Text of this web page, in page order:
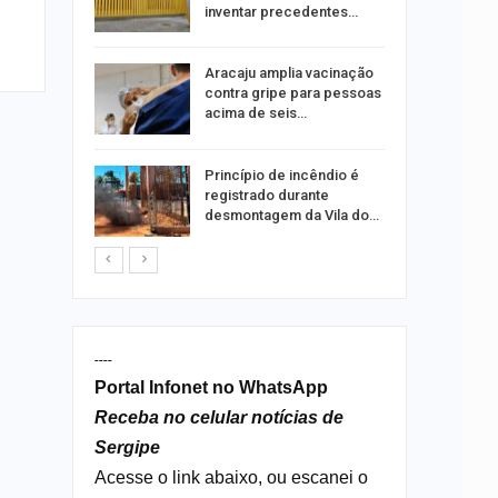
inventar precedentes…
Aracaju amplia vacinação
contra gripe para pessoas
acima de seis…
Princípio de incêndio é
registrado durante
desmontagem da Vila do…
----
Portal Infonet no WhatsApp
Receba no celular notícias de
Sergipe
Acesse o link abaixo, ou escanei o